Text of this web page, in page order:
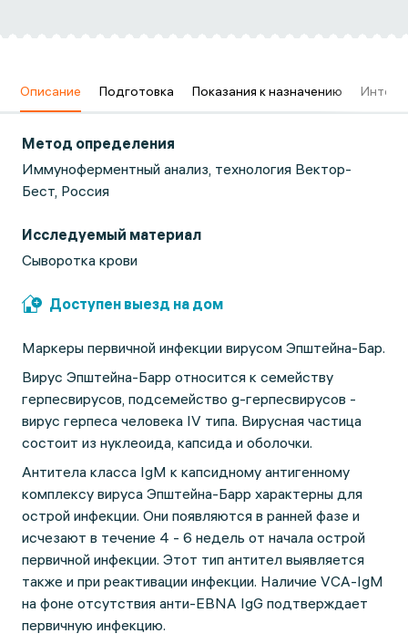
Описание Подготовка Показания к назначению
Метод определения
Иммуноферментный анализ, технология Вектор-
Бест, Россия
Исследуемый материал
Сыворотка крови
Доступен выезд на дом
Маркeры первичной инфекции вирусом Эпштейна-Бар.
Вирус Эпштейна-Барр относится к семейству
герпесвирусов, подсемейство g-герпесвирусов -
вирус герпеса человека IV типа. Вирусная частица
состоит из нуклеоида, капсида и оболочки.
Антитела класса IgM к капсидному антигенному
комплексу вируса Эпштейна-Барр характерны для
острой инфекции. Они появляются в ранней фазе и
исчезают в течение 4 - 6 недель от начала острой
первичной инфекции. Этот тип антител выявляется
также и при реактивации инфекции. Наличие VCA-IgM
на фоне отсутствия анти-EBNA IgG подтверждает
первичную инфекцию.